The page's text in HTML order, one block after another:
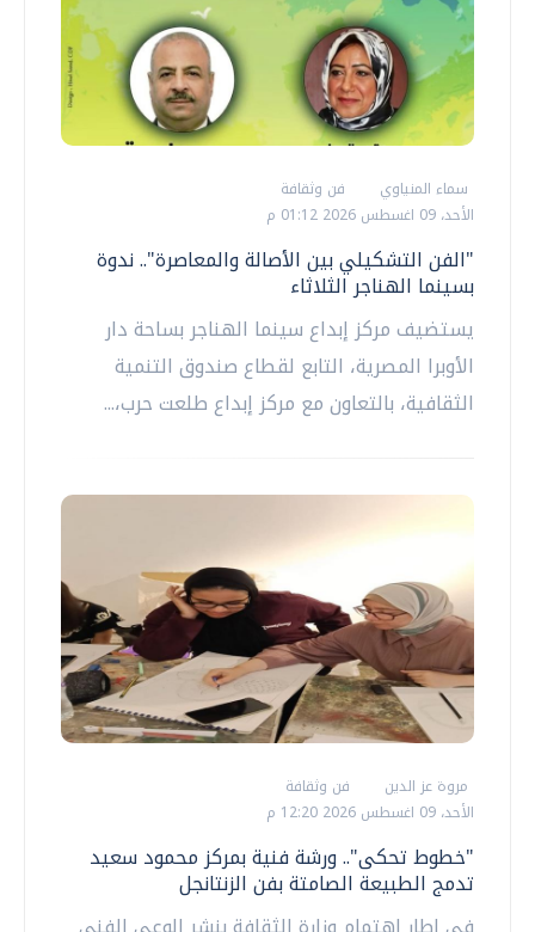
سماء المنياوي
فن وثقافة
الأحد، 09 اغسطس 2026 01:12 م
"الفن التشكيلي بين الأصالة والمعاصرة".. ندوة
بسينما الهناجر الثلاثاء
يستضيف مركز إبداع سينما الهناجر بساحة دار
الأوبرا المصرية، التابع لقطاع صندوق التنمية
الثقافية، بالتعاون مع مركز إبداع طلعت حرب،...
مروة عز الدين
فن وثقافة
الأحد، 09 اغسطس 2026 12:20 م
"خطوط تحكى".. ورشة فنية بمركز محمود سعيد
تدمج الطبيعة الصامتة بفن الزنتانجل